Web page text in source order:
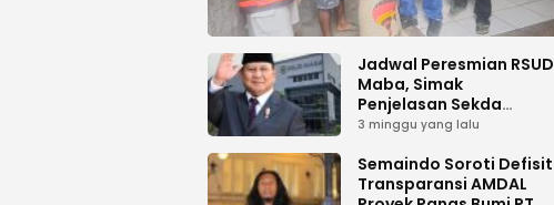
Jadwal Peresmian RSUD
Maba, Simak
Penjelasan Sekda
Haltim
3 minggu yang lalu
Semaindo Soroti Defisit
Transparansi AMDAL